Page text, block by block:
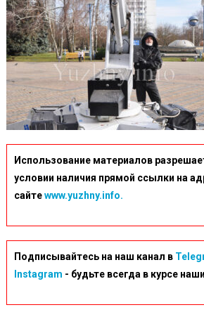
Использование материалов
условии наличия прямой ссылки на
сайтеwww.yuzhny.info.
Подписывайтесь на наш канал в
Instagram - будьте всегда в курсе